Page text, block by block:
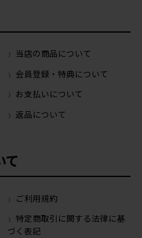
当店の商品について
会員登録・特典について
お支払いについて
返品について
て
ご利用規約
特定商取引に関する法律に基
づく表記